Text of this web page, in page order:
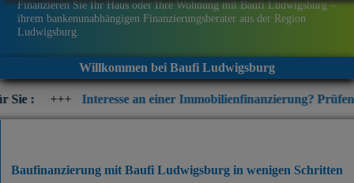
Finanzieren Sie Ihr Haus oder Ihre Wohnung mit Baufi Ludwigsburg –
ihrem bankenunabhängigen Finanzierungsberater aus der Region
Ludwigsburg.
Willkommen bei Baufi Ludwigsburg
Interesse an einer Immobilienfinanzierung? Prüfen Sie jetzt die
Baufinanzierung mit Baufi Ludwigsburg in wenigen Schritten